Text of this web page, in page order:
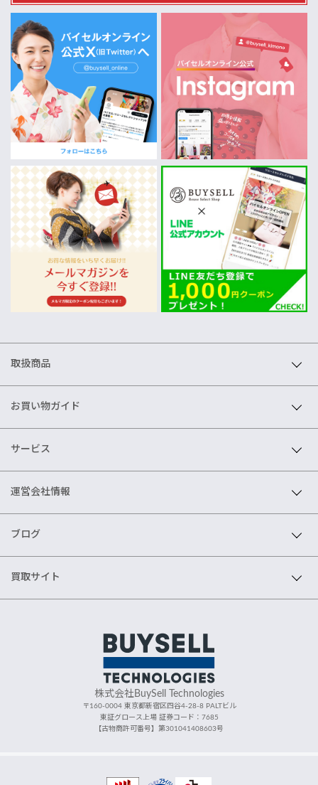
取扱商品
お買い物ガイド
サービス
運営会社情報
ブログ
買取サイト
株式会社BuySell Technologies
〒160-0004 東京都新宿区四谷4-28-8 PALTビル
東証グロース上場 証券コード：7685
【古物商許可番号】第301041408603号